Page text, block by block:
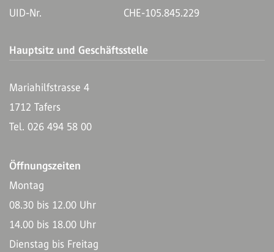
UID-Nr.
CHE-105.845.229
Hauptsitz und Geschäftsstelle
Mariahilfstrasse 4
1712 Tafers
Tel. 026 494 58 00
Öffnungszeiten
Montag
08.30 bis 12.00 Uhr
14.00 bis 18.00 Uhr
Dienstag bis Freitag